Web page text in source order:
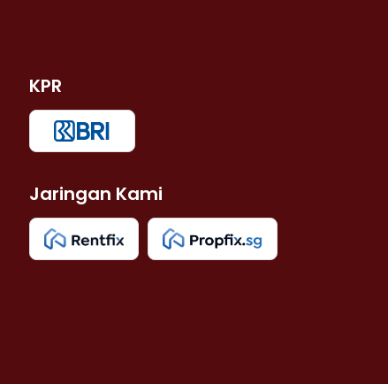
KPR
Jaringan Kami